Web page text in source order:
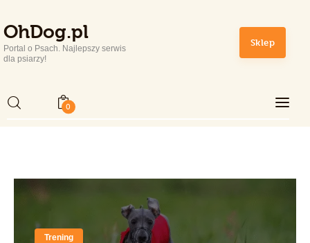
OhDog.pl
Portal o Psach. Najlepszy serwis
dla psiarzy!
Sklep
0
OhDog.pl
Zdrowie i Pielęgnacja
Trening